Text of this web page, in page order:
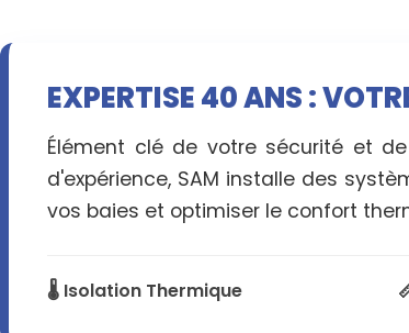
EXPERTISE 40 ANS :
Élément clé de votre sécurité et
d'expérience, SAM installe des
vos baies et optimiser le confort
🌡️ Isolation Thermique